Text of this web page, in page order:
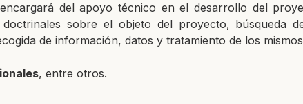
del apoyo técnico en el desarrollo del
sobre el objeto del proyecto, búsqueda
de información, datos y tratamiento de los
, entre otros.